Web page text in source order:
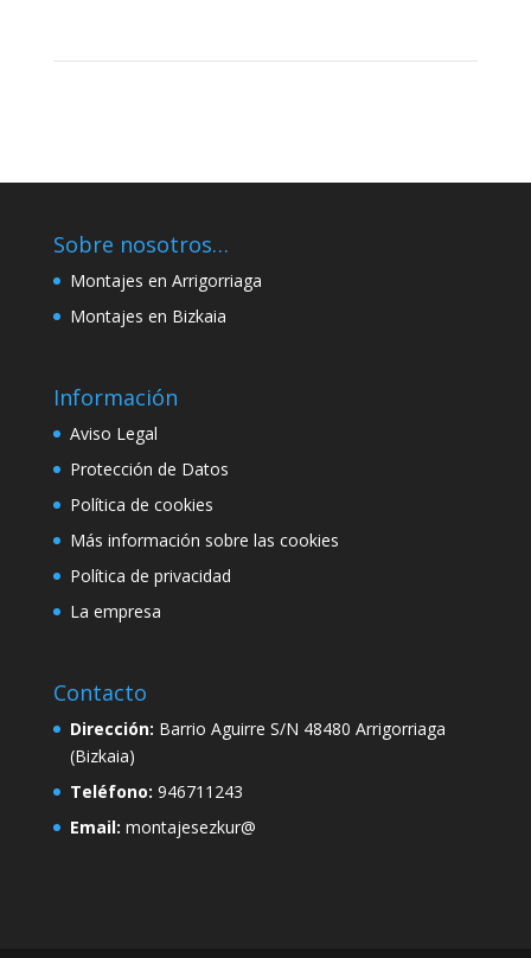
Sobre nosotros…
Montajes en Arrigorriaga
Montajes en Bizkaia
Información
Aviso Legal
Protección de Datos
Política de cookies
Más información sobre las cookies
Política de privacidad
La empresa
Contacto
Dirección: Barrio Aguirre S/N 48480 Arrigorriaga
(Bizkaia)
Teléfono: 946711243
Email: montajesezkur@